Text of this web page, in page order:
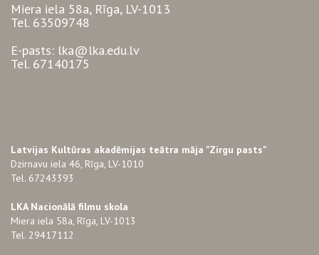
Miera iela 58a, Rīga, LV-1013
Tel. 63509748
E-pasts: lka@lka.edu.lv
Tel. 67140175
Latvijas Kultūras akadēmijas teātra māja "Zirgu pasts"
Dzirnavu iela 46, Rīga, LV-1010
Tel. 67243393
LKA Nacionālā filmu skola
Miera iela 58a, Rīga, LV-1013
Tel. 29417112